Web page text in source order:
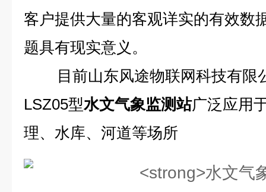
客户提供大量的客观详实的有效数
题具有现实意义。
目前山东风途物联网科技有限
LSZ05型水文气象监测站广泛应用
理、水库、河道等场所